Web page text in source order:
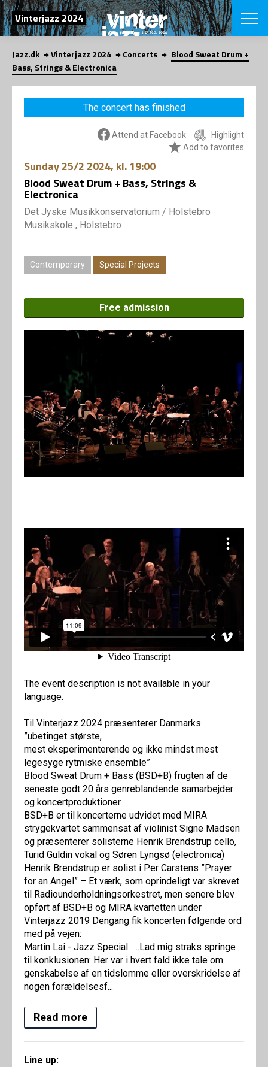
SEARCH
Vinterjazz 2024
Danish
CHOOSE
VINTERJAZZ
Themes
LOCATIONS
Venues &
Jazz.dk Vinterjazz 2024 Concerts
Blood Sweat Drum +
Bass, Strings & Electronica
The concert has finished
Attend at Facebook
Highlight
Add to favorites
Sunday25/2 2024, kl. 19:00
Blood Sweat Drum + Bass, Strings &
Electronica
Det Jyske Musikkonservatorium / Holstebro
Musikskole , Holstebro
Contemporary Special Projects
Free admission
The event description is not available in your
language.
Til Vinterjazz 2024 præsenterer Danmarks
”ubetinget største,
mest eksperimenterende og ikke mindst mest
legesyge rytmiske ensemble”
Blood Sweat Drum + Bass (BSD+B) frugten af de
seneste godt 20 års genreblandende samarbejder
og koncertproduktioner.
BSD+B er til koncerterne udvidet med MIRA
strygekvartet sammensat af violinist Signe Madsen
og præsenterer solisterne Henrik Brendstrup cello,
Turid Guldin vokal og Søren Lyngsø (electronica)
Henrik Brendstrup er solist i Per Carstens ”Prayer
for an Angel” – Et værk, som oprindeligt var skrevet
til Radiounderholdningsorkestret, men senere blev
opført af BSD+B og MIRA kvartetten under
Vinterjazz 2019 Dengang fik koncerten følgende ord
med på vejen:
Martin Lai - Jazz Special: ....Lad mig straks springe
til konklusionen: Her var i hvert fald ikke tale om
genskabelse af en tidslomme eller overskridelse af
nogen forældelsesf...
Read more
Line up: